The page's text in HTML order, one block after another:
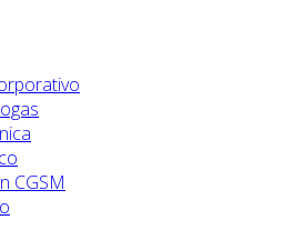
CGSM